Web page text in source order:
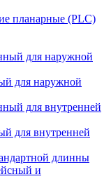
планарные (PLC)
для наружной
для наружной
для внутренней
для внутренней
длинны
и